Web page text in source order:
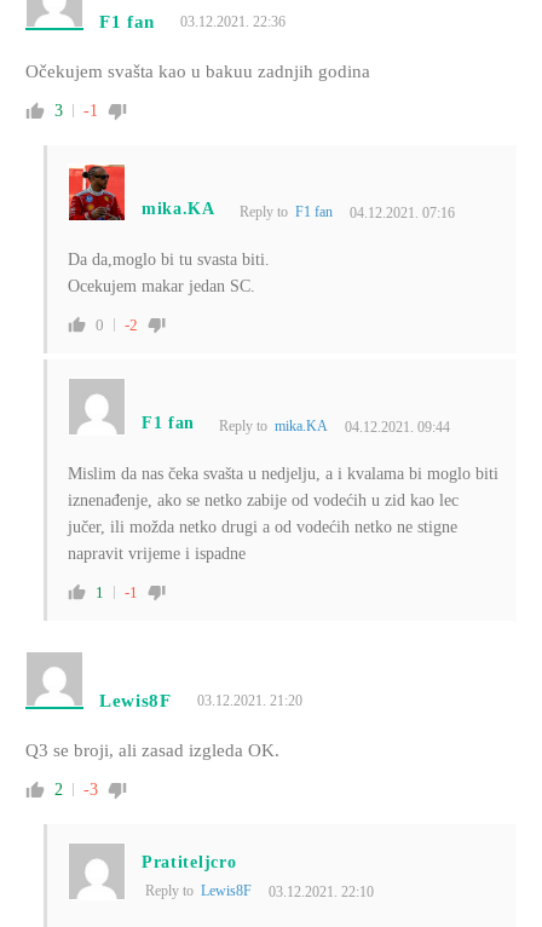
F1 fan 03.12.2021. 22:36
Očekujem svašta kao u bakuu zadnjih godina
3 -1
mika.KA Reply to F1 fan 04.12.2021. 07:16
Da da,moglo bi tu svasta biti.
Ocekujem makar jedan SC.
0 -2
F1 fan Reply tomika.KA 04.12.2021. 09:44
Mislim da nas čeka svašta u nedjelju, a i kvalama bi moglo biti
iznenađenje, ako se netko zabije od vodećih u zid kao lec
jučer, ili možda netko drugi a od vodećih netko ne stigne
napravit vrijeme i ispadne
1 -1
Lewis8F 03.12.2021. 21:20
Q3 se broji, ali zasad izgleda OK.
2 -3
Pratiteljcro
Reply to Lewis8F 03.12.2021. 22:10